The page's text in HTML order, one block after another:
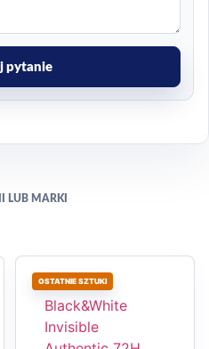
pytanie
LUB MARKI
OSTATNIE SZTUKI